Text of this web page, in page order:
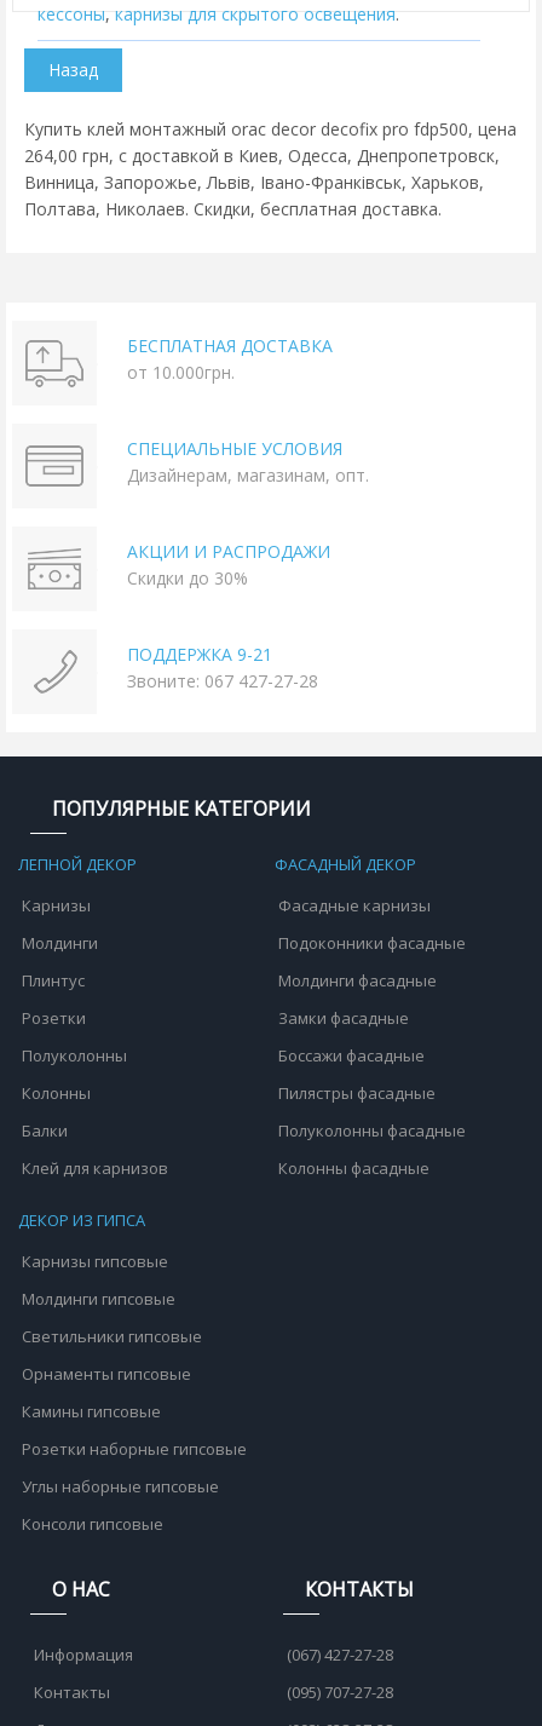
кессоны, карнизы для скрытого освещения.
Купить клей монтажный orac decor decofix pro fdp500, цена
264,00 грн, с доставкой в Киев, Одесса, Днепропетровск,
Винница, Запорожье, Львів, Івано-Франківськ, Харьков,
Полтава, Николаев. Скидки, бесплатная доставка.
БЕСПЛАТНАЯ ДОСТАВКА
от 10.000грн.
СПЕЦИАЛЬНЫЕ УСЛОВИЯ
Дизайнерам, магазинам, опт.
АКЦИИ И РАСПРОДАЖИ
Скидки до 30%
ПОДДЕРЖКА 9-21
Звоните: 067 427-27-28
ПОПУЛЯРНЫЕ КАТЕГОРИИ
ЛЕПНОЙ ДЕКОР
Карнизы
Молдинги
Плинтус
Розетки
Полуколонны
Колонны
Балки
Клей для карнизов
ФАСАДНЫЙ ДЕКОР
Фасадные карнизы
Подоконники фасадные
Молдинги фасадные
Замки фасадные
Боссажи фасадные
Пилястры фасадные
Полуколонны фасадные
Колонны фасадные
ДЕКОР ИЗ ГИПСА
Карнизы гипсовые
Молдинги гипсовые
Светильники гипсовые
Орнаменты гипсовые
Камины гипсовые
Розетки наборные гипсовые
Углы наборные гипсовые
Консоли гипсовые
О НАС
Информация
Контакты
КОНТАКТЫ
(067) 427-27-28
(095) 707-27-28